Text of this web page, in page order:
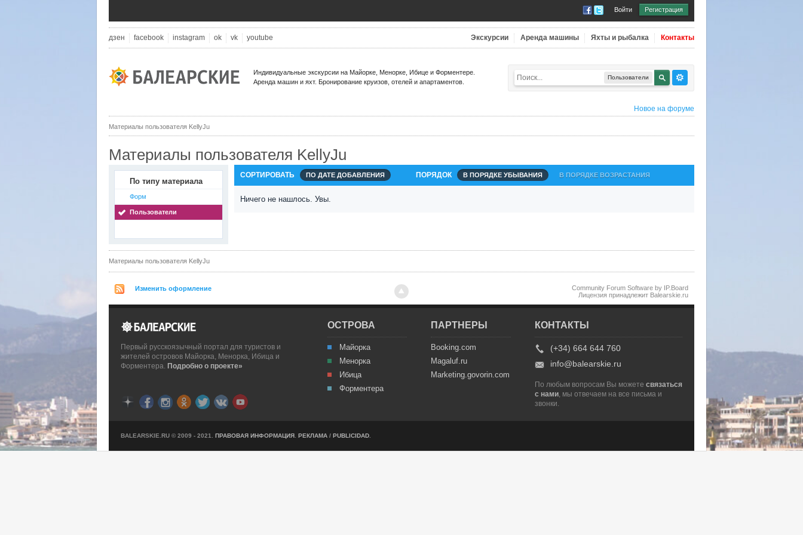
Войти Регистрация
дзен facebook instagram ok vk youtube Экскурсии Аренда машины Яхты и рыбалка Контакты
Индивидуальные экскурсии на Майорке, Менорке, Ибице и Форментере.
Аренда машин и яхт. Бронирование круизов, отелей и апартаментов.
Пользователи
Новое на форуме
Материалы пользователя KellyJu
Материалы пользователя KellyJu
По типу материала
Форм
Пользователи
СОРТИРОВАТЬ ПО ДАТЕ ДОБАВЛЕНИЯ ПОРЯДОК В ПОРЯДКЕ УБЫВАНИЯ В ПОРЯДКЕ ВОЗРАСТАНИЯ
Ничего не нашлось. Увы.
Материалы пользователя KellyJu
Изменить оформление
Community Forum Software by IP.Board
Лицензия принадлежит Balearskie.ru
Первый русскоязычный портал для туристов и
жителей островов Майорка, Менорка, Ибица и
Форментера. Подробно о проекте»
ОСТРОВА
Майорка
Менорка
Ибица
Форментера
ПАРТНЕРЫ
Booking.com
Magaluf.ru
Marketing.govorin.com
КОНТАКТЫ
(+34) 664 644 760
info@balearskie.ru
По любым вопросам Вы можете связаться
с нами , мы отвечаем на все письма и
звонки.
BALEARSKIE.RU © 2009 - 2021. ПРАВОВАЯ ИНФОРМАЦИЯ РЕКЛАМА / PUBLICIDAD